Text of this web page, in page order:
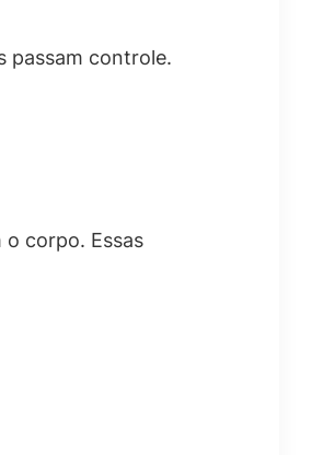
passam controle.
corpo. Essas